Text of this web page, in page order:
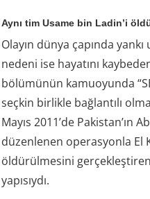
Aynı tim Usame bin Ladin’i
Olayın dünya çapında
nedeni ise hayatını
bölümünün kamuoyunda
seçkin birlikle bağlantılı
Mayıs 2011’de Pakistan’ın
düzenlenen operasyonla El
öldürülmesini
yapısıydı.